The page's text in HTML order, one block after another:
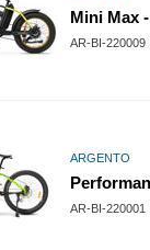
Mini Max
AR-BI-220009
ARGENTO
AR-BI-220001